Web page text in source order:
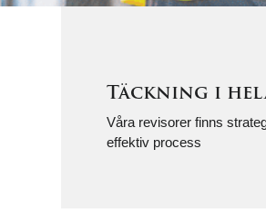
Täckning i
Våra revisorer finns
effektiv process